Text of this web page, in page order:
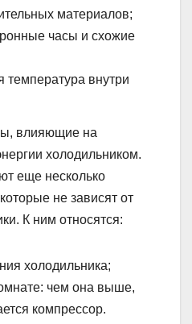
материалов;
часы и схожие
внутри
влияющие на
холодильником.
еще несколько
не зависят от
К ним относятся:
холодильника;
чем она выше,
компрессор.